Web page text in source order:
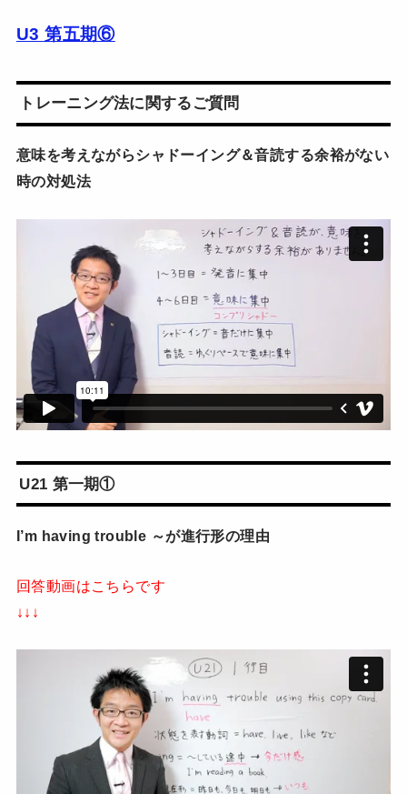
U3 第五期⑥
トレーニング法に関するご質問
意味を考えながらシャドーイング＆音読する余裕がない
時の対処法
U21 第一期①
I’m having trouble ～が進行形の理由
回答動画はこちらです
↓↓↓